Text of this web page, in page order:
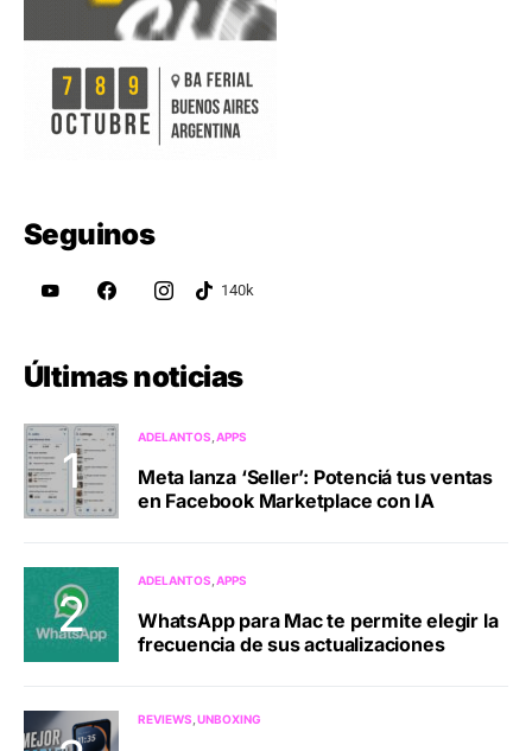
Seguinos
Últimas noticias
ADELANTOS APPS
Meta lanza ‘Seller’: Potenciá tus ventas
en Facebook Marketplace con IA
ADELANTOS APPS
WhatsApp para Mac te permite elegir la
frecuencia de sus actualizaciones
REVIEWS UNBOXING